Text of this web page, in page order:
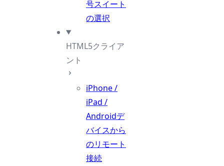
号スイート
の選択
HTML5クライア
ント
iPhone /
iPad /
Androidデ
バイスから
のリモート
接続